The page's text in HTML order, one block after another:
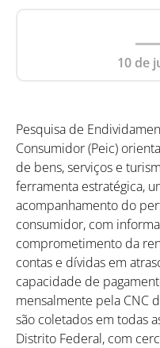
10 de
Pesquisa de
Consumidor (Peic)
de bens, serviços e
ferramenta estratégica,
acompanhamento do
consumidor, com
comprometimento da
contas e dívidas em
capacidade de
mensalmente pela CNC
são coletados em todas
Distrito Federal, com